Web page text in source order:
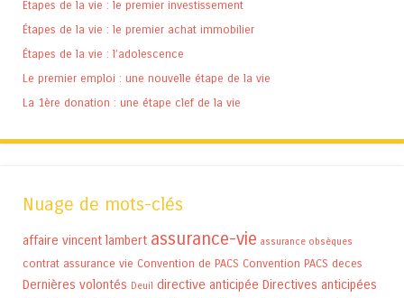
Etapes de la vie : le premier investissement
Étapes de la vie : le premier achat immobilier
Étapes de la vie : l’adolescence
Le premier emploi : une nouvelle étape de la vie
La 1ère donation : une étape clef de la vie
Nuage de mots-clés
affaire vincent lambert assurance-vie assurance obsèques
contrat assurance vie Convention de PACS Convention PACS deces
Dernières volontés Deuil directive anticipée Directives anticipées